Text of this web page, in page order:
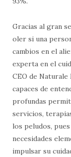
Gracias al gran
oler si una
cambios en el
experta en el
CEO de
capaces de
profundas
servicios,
los peludos,
necesidades
impulsar su